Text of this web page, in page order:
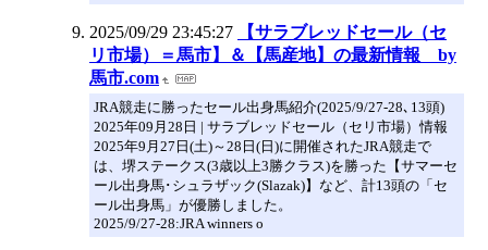
2025/09/29 23:45:27
【サラブレッドセール（セ
リ市場）＝馬市】＆【馬産地】の最新情報 by
馬市.com
JRA競走に勝ったセール出身馬紹介(2025/9/27-28､13頭)
2025年09月28日 | サラブレッドセール（セリ市場）情報
2025年9月27日(土)～28日(日)に開催されたJRA競走で
は、堺ステークス(3歳以上3勝クラス)を勝った【サマーセ
ール出身馬･シュラザック(Slazak)】など、計13頭の「セ
ール出身馬」が優勝しました。
2025/9/27-28:JRA winners o